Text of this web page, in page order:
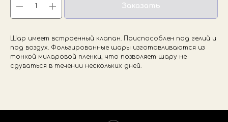
Заказать
Шар имеет встроенный клапан. Приспособлен под гелий и
под воздух. Фольгированные шары изготавливаются из
тонкой миларовой пленки, что позволяет шару не
сдуваться в течении нескольких дней.